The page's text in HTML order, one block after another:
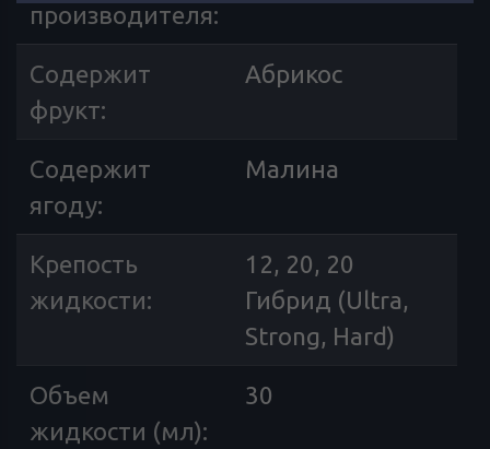
производителя:
Содержит
фрукт:
Абрикос
Содержит
ягоду:
Малина
Крепость
жидкости:
12, 20, 20
Гибрид (Ultra,
Strong, Hard)
Объем
жидкости (мл):
30